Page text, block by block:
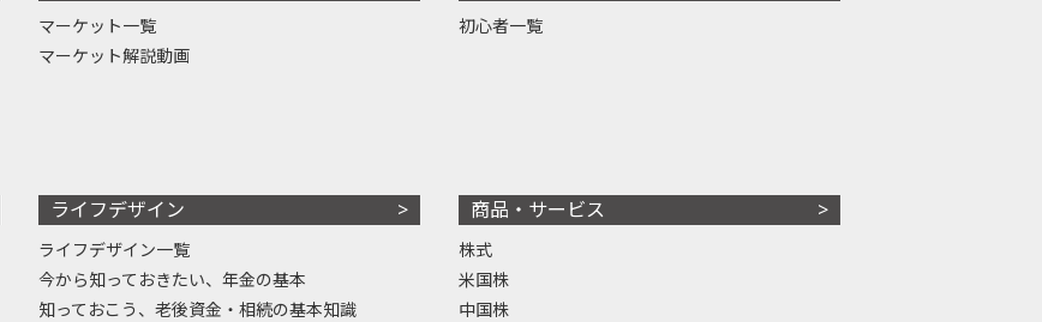
マーケット一覧
マーケット解説動画
初心者一覧
ライフデザイン
ライフデザイン一覧
今から知っておきたい、年金の基本
知っておこう、老後資金・相続の基本知識
商品・サービス
株式
米国株
中国株